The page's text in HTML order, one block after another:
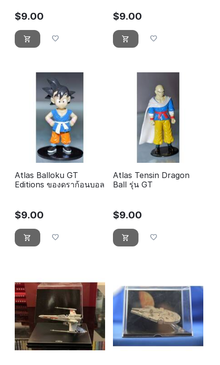
$9.00 $9.00
Atlas Balloku GT
Editions ของดราก้อนบอล
$9.00
Atlas Tensin Dragon
Ball รุ่น GT
$9.00